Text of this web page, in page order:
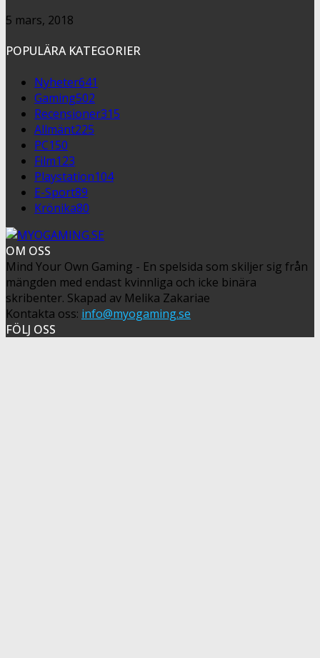
5 mars, 2018
POPULÄRA KATEGORIER
Nyheter641
Gaming502
Recensioner315
Allmänt225
PC150
Film123
Playstation104
E-Sport89
Krönika80
OM OSS
Mind Your Own Gaming - En spelsida som skiljer sig från
mängden med endast kvinnliga och icke binära
skribenter. Skapad av Melika Zakariae
Kontakta oss: info@myogaming.se
FÖLJ OSS